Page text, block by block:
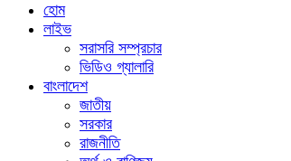
হোম
লাইভ
সরাসরি সম্প্রচার
ভিডিও গ্যালারি
বাংলাদেশ
জাতীয়
সরকার
রাজনীতি